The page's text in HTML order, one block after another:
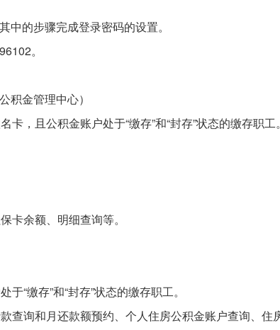
的步骤完成登录密码的设置。
。
积金管理中心）
，且公积金账户处于“缴存”和“封存”状态的缴存职工
卡余额、明细查询等。
“缴存”和“封存”状态的缴存职工。
查询和月还款额预约、个人住房公积金账户查询、住